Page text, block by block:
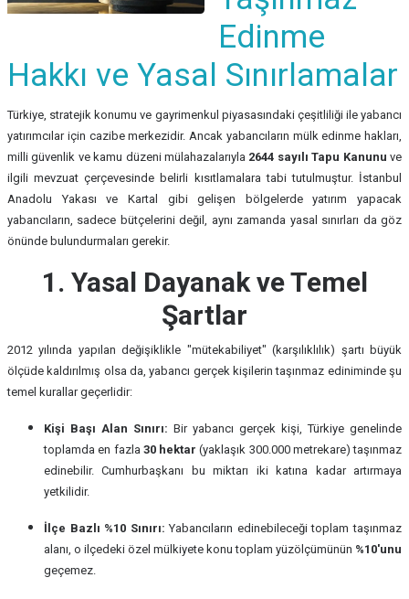
Edinme
Hakkı ve Yasal Sınırlamalar
Türkiye, stratejik konumu ve gayrimenkul piyasasındaki çeşitliliği ile yabancı
yatırımcılar için cazibe merkezidir. Ancak yabancıların mülk edinme hakları,
milli güvenlik ve kamu düzeni mülahazalarıyla 2644 sayılı Tapu Kanunu ve
ilgili mevzuat çerçevesinde belirli kısıtlamalara tabi tutulmuştur. İstanbul
Anadolu Yakası ve Kartal gibi gelişen bölgelerde yatırım yapacak
yabancıların, sadece bütçelerini değil, aynı zamanda yasal sınırları da göz
önünde bulundurmaları gerekir.
1. Yasal Dayanak ve Temel
Şartlar
2012 yılında yapılan değişiklikle "mütekabiliyet" (karşılıklılık) şartı büyük
ölçüde kaldırılmış olsa da, yabancı gerçek kişilerin taşınmaz ediniminde şu
temel kurallar geçerlidir:
Kişi Başı Alan Sınırı: Bir yabancı gerçek kişi, Türkiye genelinde
toplamda en fazla 30 hektar (yaklaşık 300.000 metrekare) taşınmaz
edinebilir. Cumhurbaşkanı bu miktarı iki katına kadar artırmaya
yetkilidir.
İlçe Bazlı %10 Sınırı: Yabancıların edinebileceği toplam taşınmaz
alanı, o ilçedeki özel mülkiyete konu toplam yüzölçümünün %10'unu
geçemez.